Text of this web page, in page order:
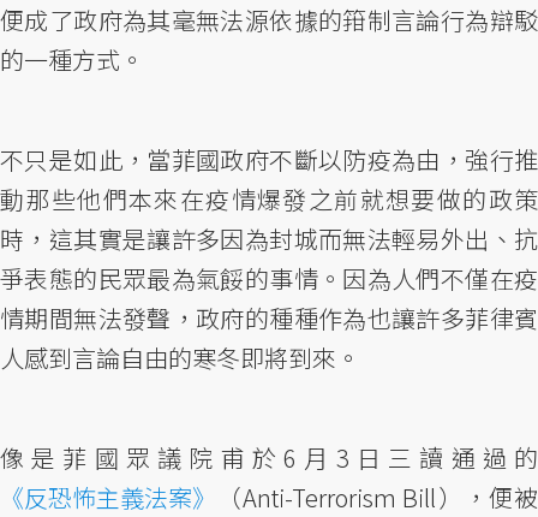
便成了政府為其毫無法源依據的箝制言論行為辯駁
的一種方式。
不只是如此，當菲國政府不斷以防疫為由，強行推
動那些他們本來在疫情爆發之前就想要做的政策
時，這其實是讓許多因為封城而無法輕易外出、抗
爭表態的民眾最為氣餒的事情。因為人們不僅在疫
情期間無法發聲，政府的種種作為也讓許多菲律賓
人感到言論自由的寒冬即將到來。
像是菲國眾議院甫於6月3日三讀通過的
《反恐怖主義法案》
（Anti-Terrorism Bill），便被